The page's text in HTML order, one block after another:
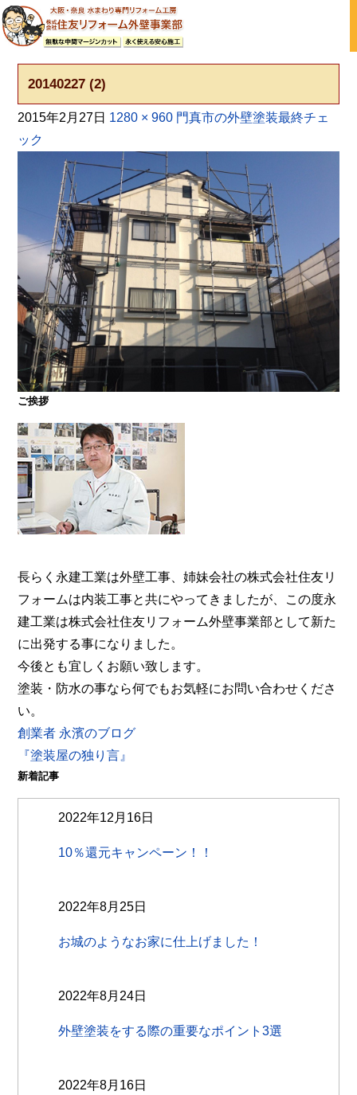
20140227 (2)
2015年2月27日 1280 × 960 門真市の外壁塗装最終チェ
ック
えの方は塗装専門店の株式会社住友リフォーム外壁
事業部へ。【電話：0800-200-5246/受付：8時～20
時土日対応】メール相談・御見積り依頼は24時間受
付。『後悔しない塗り替えガイドブック』無料進呈
ご挨拶
長らく永建工業は外壁工事、姉妹会社の株式会社住友リ
フォームは内装工事と共にやってきましたが、この度永
建工業は株式会社住友リフォーム外壁事業部として新た
に出発する事になりました。
今後とも宜しくお願い致します。
塗装・防水の事なら何でもお気軽にお問い合わせくださ
い。
創業者 永濱のブログ
『塗装屋の独り言』
新着記事
2022年12月16日
10％還元キャンペーン！！
2022年8月25日
お城のようなお家に仕上げました！
2022年8月24日
外壁塗装をする際の重要なポイント3選
2022年8月16日